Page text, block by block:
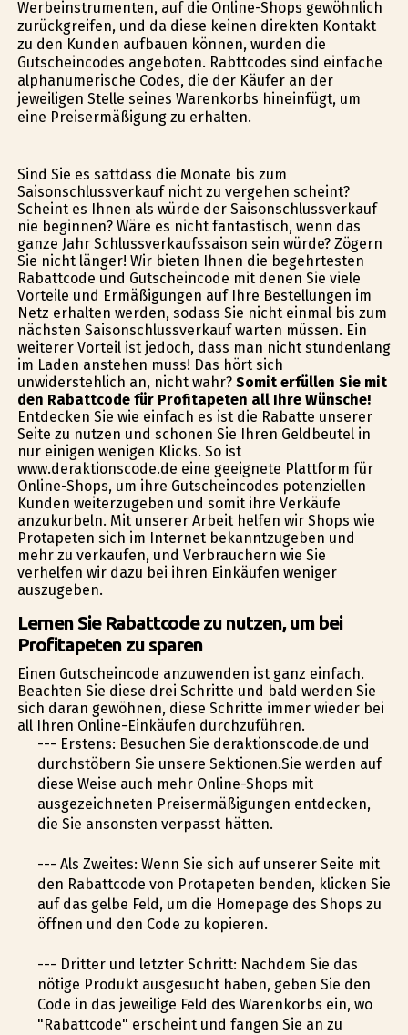
Werbeinstrumenten, auf die Online-Shops gewöhnlich
zurückgreifen, und da diese keinen direkten Kontakt
zu den Kunden aufbauen können, wurden die
Gutscheincodes angeboten. Rabttcodes sind einfache
alphanumerische Codes, die der Käufer an der
jeweiligen Stelle seines Warenkorbs hineinfügt, um
eine Preisermäßigung zu erhalten.
Sind Sie es sattdass die Monate bis zum
Saisonschlussverkauf nicht zu vergehen scheint?
Scheint es Ihnen als würde der Saisonschlussverkauf
nie beginnen? Wäre es nicht fantastisch, wenn das
ganze Jahr Schlussverkaufssaison sein würde? Zögern
Sie nicht länger! Wir bieten Ihnen die begehrtesten
Rabattcode und Gutscheincode mit denen Sie viele
Vorteile und Ermäßigungen auf Ihre Bestellungen im
Netz erhalten werden, sodass Sie nicht einmal bis zum
nächsten Saisonschlussverkauf warten müssen. Ein
weiterer Vorteil ist jedoch, dass man nicht stundenlang
im Laden anstehen muss! Das hört sich
unwiderstehlich an, nicht wahr? Somit erfüllen Sie mit
den Rabattcode für Profitapeten all Ihre Wünsche!
Entdecken Sie wie einfach es ist die Rabatte unserer
Seite zu nutzen und schonen Sie Ihren Geldbeutel in
nur einigen wenigen Klicks. So ist
www.deraktionscode.de eine geeignete Plattform für
Online-Shops, um ihre Gutscheincodes potenziellen
Kunden weiterzugeben und somit ihre Verkäufe
anzukurbeln. Mit unserer Arbeit helfen wir Shops wie
Profitapeten sich im Internet bekanntzugeben und
mehr zu verkaufen, und Verbrauchern wie Sie
verhelfen wir dazu bei ihren Einkäufen weniger
auszugeben.
Lernen Sie Rabattcode zu nutzen, um bei
Profitapeten zu sparen
Einen Gutscheincode anzuwenden ist ganz einfach.
Beachten Sie diese drei Schritte und bald werden Sie
sich daran gewöhnen, diese Schritte immer wieder bei
all Ihren Online-Einkäufen durchzuführen.
--- Erstens: Besuchen Sie deraktionscode.de und
durchstöbern Sie unsere Sektionen.Sie werden auf
diese Weise auch mehr Online-Shops mit
ausgezeichneten Preisermäßigungen entdecken,
die Sie ansonsten verpasst hätten.
--- Als Zweites: Wenn Sie sich auf unserer Seite mit
den Rabattcode von Profitapeten befinden, klicken Sie
auf das gelbe Feld, um die Homepage des Shops zu
öffnen und den Code zu kopieren.
--- Dritter und letzter Schritt: Nachdem Sie das
nötige Produkt ausgesucht haben, geben Sie den
Code in das jeweilige Feld des Warenkorbs ein, wo
"Rabattcode" erscheint und fangen Sie an zu